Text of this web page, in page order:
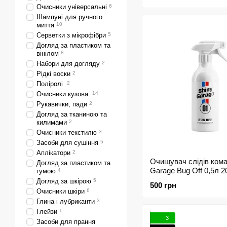
Очищувач слідів
Garage Bug Off 0,5л
500 грн
3
Очисники універсальні 6
Шампуні для ручного
миття 10
Серветки з мікрофібри 5
Догляд за пластиком та
вінілом 8
Набори для догляду 2
Рідкі воски 2
Поліролі 2
Очисники кузова 14
Рукавички, пади 2
Догляд за тканиною та
килимами 2
Очисники текстилю 3
Засоби для сушіння 5
Аплікатори 2
Догляд за пластиком та
гумою 4
Догляд за шкірою 5
Очисники шкіри 6
Глина і лубриканти 3
Глейзи 1
Засоби для прання